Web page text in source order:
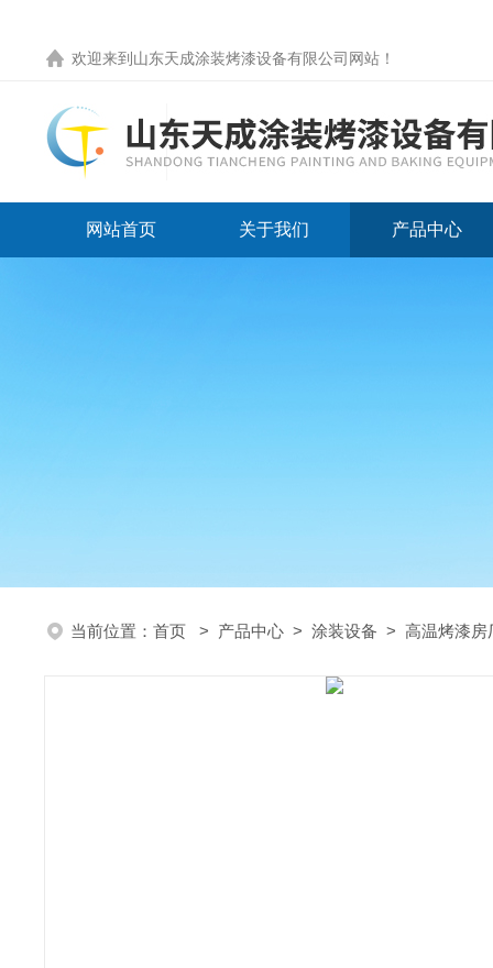
欢迎来到 山东天成涂装烤漆设备有限公司网站 ！
网站首页 关于我们 产品中心
当前位置： 首页 > 产品中心 > 涂装设备 > 高温烤漆房